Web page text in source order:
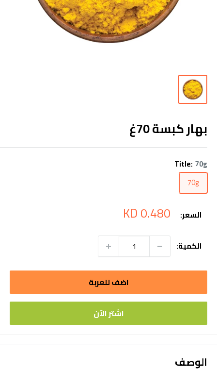
بهار كبسة 70غ
Title: 70g
70g
السعر: سعر
التخفيض
0.480 KD
الكمية:
اضف للعربة
اشتر الآن
الوصف